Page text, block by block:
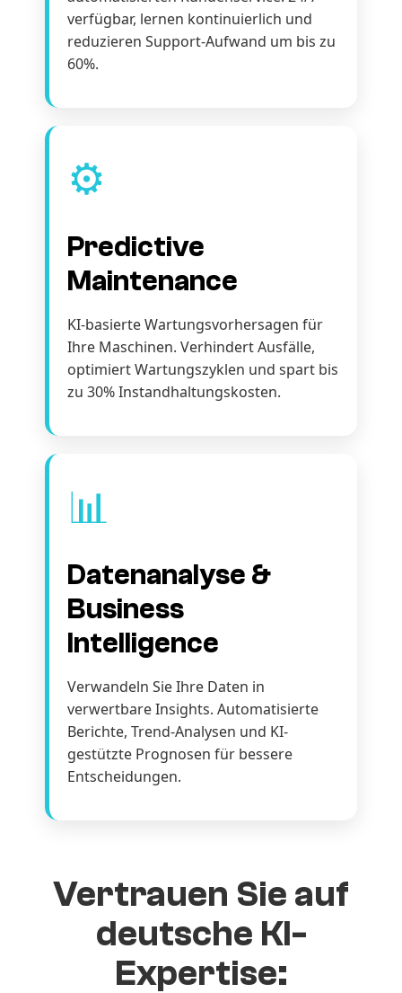
verfügbar, lernen kontinuierlich und
reduzieren Support-Aufwand um bis zu
60%.
⚙️
Predictive
Maintenance
KI-basierte Wartungsvorhersagen für
Ihre Maschinen. Verhindert Ausfälle,
optimiert Wartungszyklen und spart bis
zu 30% Instandhaltungskosten.
📊
Datenanalyse &
Business
Intelligence
Verwandeln Sie Ihre Daten in
verwertbare Insights. Automatisierte
Berichte, Trend-Analysen und KI-
gestützte Prognosen für bessere
Entscheidungen.
Vertrauen Sie auf
deutsche KI-
Expertise: